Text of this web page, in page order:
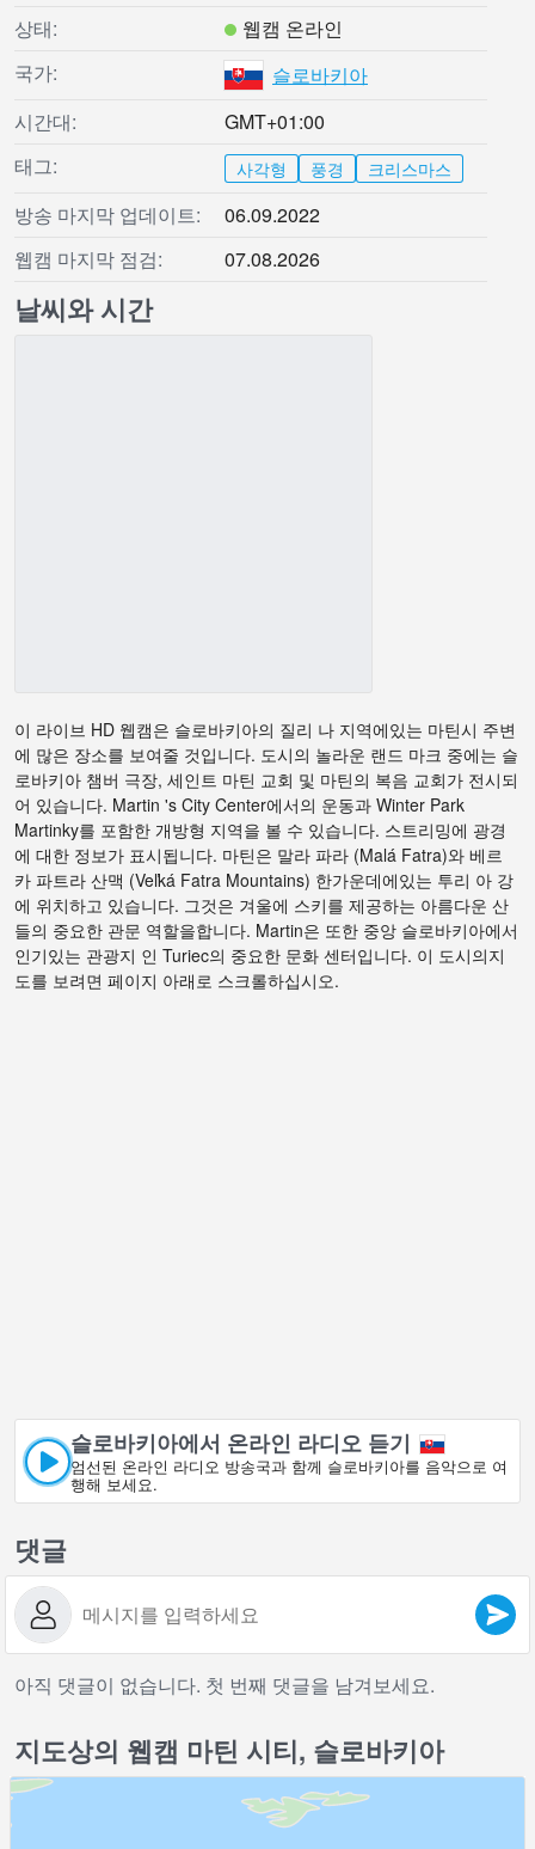
상태:
웹캠 온라인
국가:
슬로바키아
시간대:
GMT+01:00
태그:
사각형 풍경 크리스마스
방송 마지막 업데이트:
06.09.2022
웹캠 마지막 점검:
07.08.2026
날씨와 시간
이 라이브 HD 웹캠은 슬로바키아의 질리 나 지역에있는 마틴시 주변
에 많은 장소를 보여줄 것입니다. 도시의 놀라운 랜드 마크 중에는 슬
로바키아 챔버 극장, 세인트 마틴 교회 및 마틴의 복음 교회가 전시되
어 있습니다. Martin 's City Center에서의 운동과 Winter Park
Martinky를 포함한 개방형 지역을 볼 수 있습니다. 스트리밍에 광경
에 대한 정보가 표시됩니다. 마틴은 말라 파라 (Malá Fatra)와 베르
카 파트라 산맥 (Veľká Fatra Mountains) 한가운데에있는 투리 아 강
에 위치하고 있습니다. 그것은 겨울에 스키를 제공하는 아름다운 산
들의 중요한 관문 역할을합니다. Martin은 또한 중앙 슬로바키아에서
인기있는 관광지 인 Turiec의 중요한 문화 센터입니다. 이 도시의지
도를 보려면 페이지 아래로 스크롤하십시오.
슬로바키아에서 온라인 라디오 듣기
엄선된 온라인 라디오 방송국과 함께 슬로바키아를 음악으로 여
행해 보세요.
댓글
아직 댓글이 없습니다. 첫 번째 댓글을 남겨보세요.
지도상의 웹캠 마틴 시티, 슬로바키아